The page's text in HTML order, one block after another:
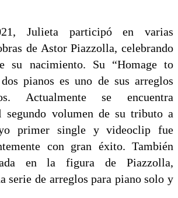
Julieta participó en varias
de Astor Piazzolla, celebrando
su nacimiento. Su “Homage to
pianos es uno de sus arreglos
Actualmente se encuentra
segundo volumen de su tributo a
primer single y videoclip fue
con gran éxito. También
en la figura de Piazzolla,
serie de arreglos para piano solo y